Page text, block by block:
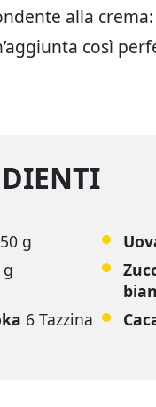
alla
così
g
6 Tazzina